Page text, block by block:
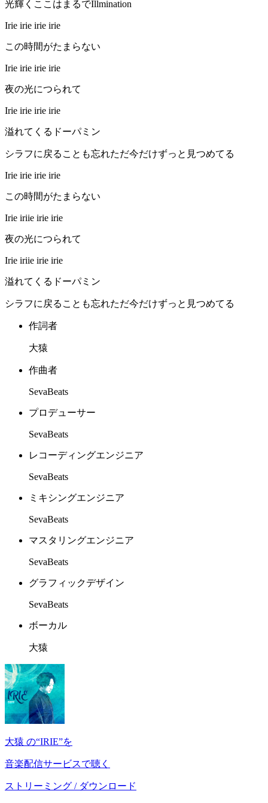
光輝くここはまるでIllmination
Irie irie irie irie
この時間がたまらない
Irie irie irie irie
夜の光につられて
Irie irie irie irie
溢れてくるドーパミン
シラフに戻ることも忘れただ今だけずっと見つめてる
Irie irie irie irie
この時間がたまらない
Irie iriie irie irie
夜の光につられて
Irie iriie irie irie
溢れてくるドーパミン
シラフに戻ることも忘れただ今だけずっと見つめてる
作詞者
大猿
作曲者
SevaBeats
プロデューサー
SevaBeats
レコーディングエンジニア
SevaBeats
ミキシングエンジニア
SevaBeats
マスタリングエンジニア
SevaBeats
グラフィックデザイン
SevaBeats
ボーカル
大猿
大猿 の“IRIE”を
音楽配信サービスで聴く
ストリーミング / ダウンロード